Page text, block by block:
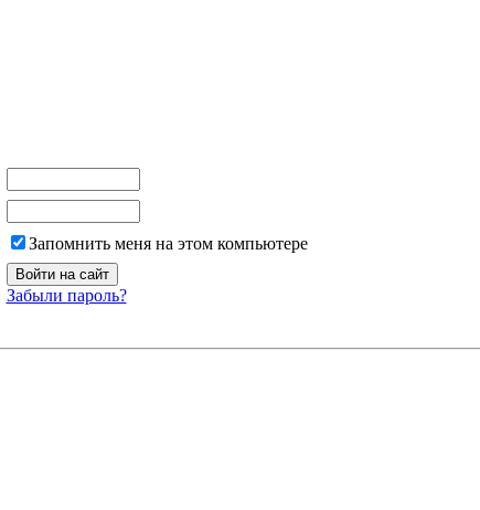
Запомнить меня на этом компьютере
Забыли пароль?